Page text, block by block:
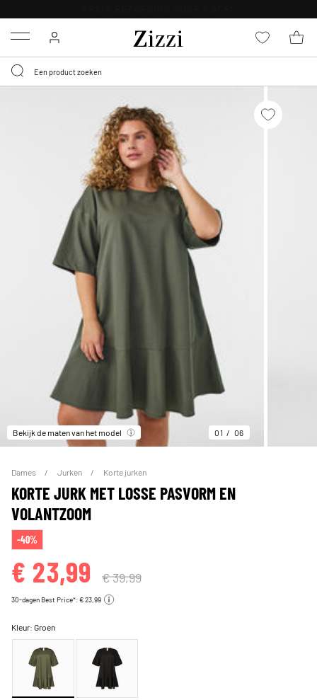
Menu
Bekijk de maten van het model 01 06
Dames Jurken Korte jurken
KORTE JURK MET LOSSE PASVORM EN
VOLANTZOOM
-40%
€ 23,99 € 39,99
30-dagen Best Price*: € 23,99
Kleur:Groen